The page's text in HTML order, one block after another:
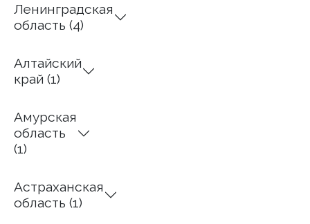
Ленинградская
область (4)
Алтайский
край (1)
Амурская
область
(1)
Астраханская
область (1)